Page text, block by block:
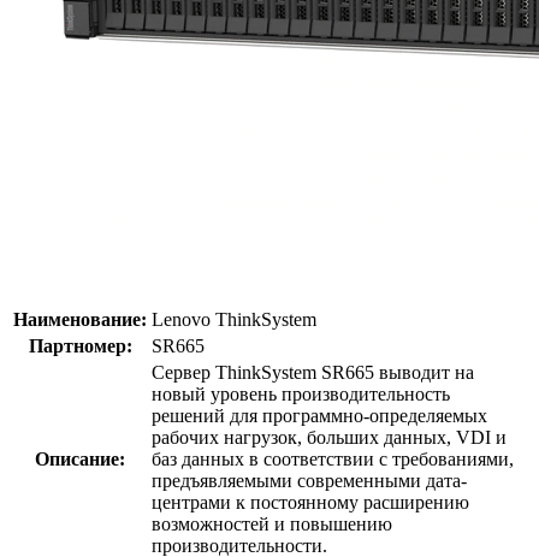
Наименование: Lenovo ThinkSystem
Партномер:
SR665
Описание:
Сервер ThinkSystem SR665 выводит на
новый уровень производительность
решений для программно-определяемых
рабочих нагрузок, больших данных, VDI и
баз данных в соответствии с требованиями,
предъявляемыми современными дата-
центрами к постоянному расширению
возможностей и повышению
производительности.